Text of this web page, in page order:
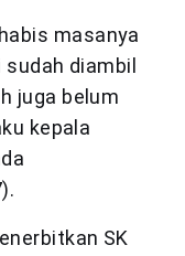
masanya
diambil
juga belum
kepala
SK